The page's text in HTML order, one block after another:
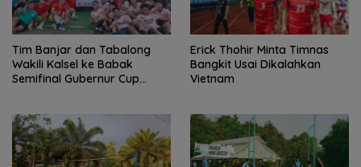
Tim Banjar dan Tabalong
Wakili Kalsel ke Babak
Semifinal Gubernur Cup
Erick Thohir Minta Timnas
Bangkit Usai Dikalahkan
Vietnam